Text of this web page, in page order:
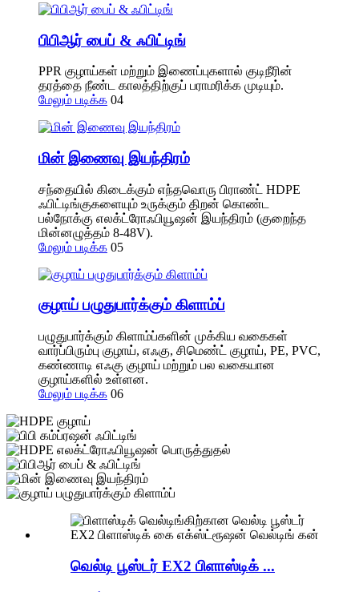
பிபிஆர் பைப் & ஃபிட்டிங்
PPR குழாய்கள் மற்றும் இணைப்புகளால் குடிநீரின்
தரத்தை நீண்ட காலத்திற்குப் பராமரிக்க முடியும்.
மேலும் படிக்க 04
மின் இணைவு இயந்திரம்
சந்தையில் கிடைக்கும் எந்தவொரு பிராண்ட் HDPE
ஃபிட்டிங்குகளையும் உருக்கும் திறன் கொண்ட
பல்நோக்கு எலக்ட்ரோஃபியூஷன் இயந்திரம் (குறைந்த
மின்னழுத்தம் 8-48V).
மேலும் படிக்க 05
குழாய் பழுதுபார்க்கும் கிளாம்ப்
பழுதுபார்க்கும் கிளாம்ப்களின் முக்கிய வகைகள்
வார்ப்பிரும்பு குழாய், எஃகு, சிமெண்ட் குழாய், PE, PVC,
கண்ணாடி எஃகு குழாய் மற்றும் பல வகையான
குழாய்களில் உள்ளன.
மேலும் படிக்க 06
வெல்டி பூஸ்டர் EX2 பிளாஸ்டிக் ...